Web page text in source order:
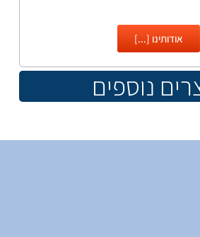
אודותינו [...]
נוספים